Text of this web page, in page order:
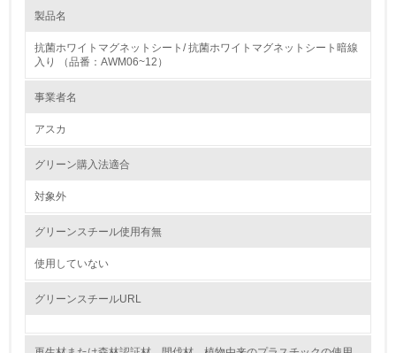
環境方針を持っている
環境対応の責任体制を定めている
環境問題に関する従業員教育を行っている
自社に関係する主要な環境法規制を把握し、順守している
レベル2
製品名
抗菌ホワイトマグネットシート/ 抗菌ホワイトマグネットシート暗線
入り （品番：AWM06~12）
事業者名
アスカ
グリーン購入法適合
対象外
グリーンスチール使用有無
使用していない
グリーンスチールURL